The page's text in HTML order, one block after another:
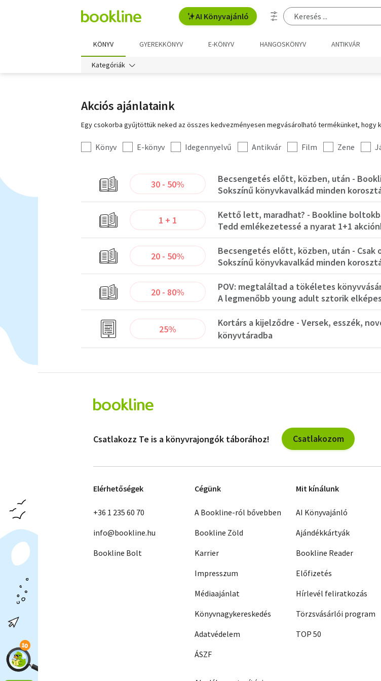
AI Könyvajánló
KÖNYV GYEREKKÖNYV E-KÖNYV HANGOSKÖNYV ANTIKVÁR
Kategóriák
Akciós ajánlataink
Egy csokorba gyűjtöttük neked az összes kedvezményesen megvásárolható termékünket, hogy
Könyv E-könyv Idegennyelvű Antikvár Film Zene
30 - 50%
Sokszínű könyvkavalkád minden
1 + 1
Kettő lett, maradhat? - Bookline
Tedd emlékezetessé a nyarat 1+1
20 - 50%
Becsengetés előtt, közben, után - Csak
Sokszínű könyvkavalkád minden
20 - 80%
POV: megtaláltad a tökéletes
A legmenőbb young adult sztorik
25%
Kortárs a kijelződre - Versek, esszék,
könyvtáradba
Csatlakozz Te is a könyvrajongók táborához! Csatlakozom
Elérhetőségek
+36 1 235 60 70
info@bookline.hu
Bookline Bolt
Cégünk
A Bookline-ról bővebben
Bookline Zöld
Karrier
Impresszum
Médiaajánlat
Könyvnagykereskedés
Adatvédelem
ÁSZF
Mit kínálunk
AI Könyvajánló
Ajándékkártyák
Bookline Reader
Előfizetés
Hírlevél feliratkozás
Törzsvásárlói program
TOP 50